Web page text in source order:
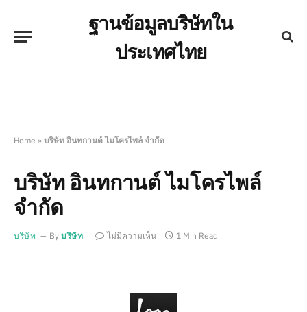
ฐานข้อมูลบริษัทใน
ประเทศไทย
Home » บริษัท อินทกานต์ ไมโครไพล์ จำกัด
บริษัท อินทกานต์ ไมโครไพล์
จำกัด
บริษัท By บริษัท ไม่มีความเห็น 1 Min Read